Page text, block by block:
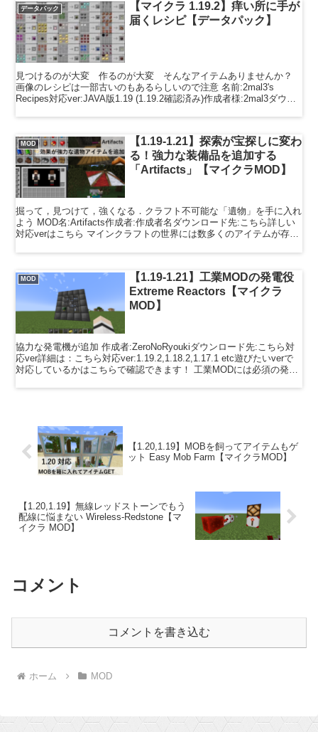
データパック
【マイクラ 1.19.2】痒い所に手が
届くレシピ【データパック】
見つけるのが大変 作るのが大変 そんなアイテムありませんか？
画像のレシピは一部古いのもあるらしいので注意 名前:2mal3's
Recipes対応ver:JAVA版1.19 (1.19.2確認済み)作成者様:2mal3ダウン
MOD
【1.19-1.21】探索が宝探しに変わ
る！強力な装備品を追加する
「Artifacts」【マイクラMOD】
掘って，見つけて，強くなる．クラフト不可能な「遺物」を手に入れ
よう MOD名:Artifacts作成者:作成者名ダウンロード先:こちら詳しい
対応verはこちら マインクラフトの世界には数多くのアイテムが存在
MOD
【1.19-1.21】工業MODの発電役
Extreme Reactors【マイクラ
MOD】
協力な発電機が追加 作成者:ZeroNoRyoukiダウンロード先:こちら対
応ver詳細は：こちら対応ver:1.19.2,1.18.2,1.17.1 etc遊びたいverで
対応しているかはこちらで確認できます！ 工業MODには必須の発電
【1.20,1.19】MOBを飼ってアイテムもゲ
ット Easy Mob Farm【マイクラMOD】
【1.20,1.19】無線レッドストーンでもう
配線に悩まない Wireless-Redstone【マ
イクラ MOD】
コメント
コメントを書き込む
ホーム MOD